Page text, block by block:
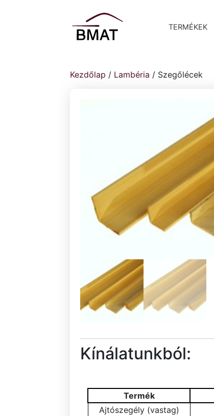
TERMÉKEK
Kezdőlap / Lambéria / Szegőlécek
Kínálatunkból:
Termék
Ajtószegély (vastag)